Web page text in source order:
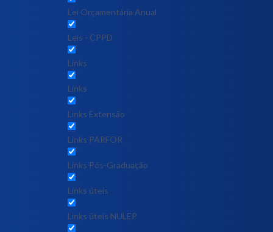
Lei Orçamentária Anual
Leis - CPPD
Links
Links
Links Extensão
Links PARFOR
Links Pós-Graduação
Links úteis
Links úteis NULEP